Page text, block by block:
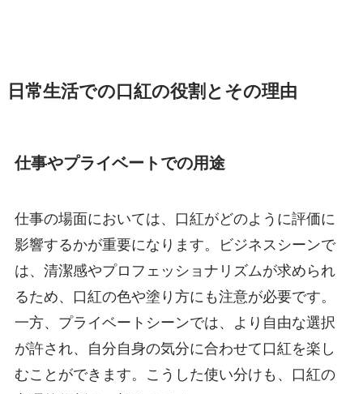
日常生活での口紅の役割とその理由
仕事やプライベートでの用途
仕事の場面においては、口紅がどのように評価に
影響するかが重要になります。ビジネスシーンで
は、清潔感やプロフェッショナリズムが求められ
るため、口紅の色や塗り方にも注意が必要です。
一方、プライベートシーンでは、より自由な選択
が許され、自分自身の気分に合わせて口紅を楽し
むことができます。こうした使い分けも、口紅の